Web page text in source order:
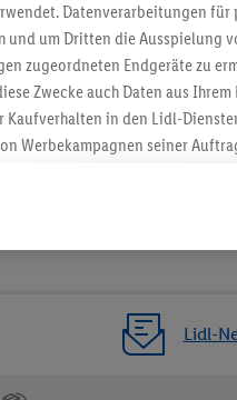
Lidl-
Datenverarbeitungen
und um Dritten die Ausspielung
zugeordneten Endgeräte zu
Zwecke auch Daten aus
Kaufverhalten in den Lidl-
Werbekampagnen seiner
die Zusammenführung
Informationen aus Ihrem
verschiedene Endgeräte
zur Zielgruppenforschung, zur
Werbeausspielungen.